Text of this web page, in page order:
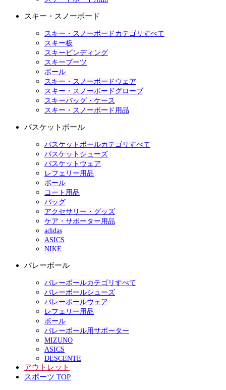
スキー・スノーボード
スキー・スノーボードカテゴリすべて
スキー板
スキービンディング
スキーブーツ
ポール
スキー・スノーボードウェア
スキー・スノーボードグローブ
スキーバッグ・ケース
スキー・スノーボード用品
バスケットボール
バスケットボールカテゴリすべて
バスケットシューズ
バスケットウェア
レフェリー用品
ボール
コート用品
バッグ
アクセサリー・グッズ
ケア・サポーター用品
adidas
ASICS
NIKE
バレーボール
バレーボールカテゴリすべて
バレーボールシューズ
バレーボールウェア
レフェリー用品
ボール
バレーボール用サポーター
MIZUNO
ASICS
DESCENTE
アウトレット
スポーツ TOP